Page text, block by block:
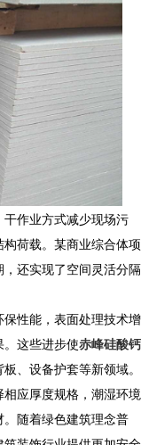
作业方式减少现场污
荷载。某商业综合体项
还实现了空间灵活分隔
性能，表面处理技术增
这些进步使赤峰硅酸钙
、设备护套等新领域。
应厚度规格，潮湿环境
随着绿色建筑理念普